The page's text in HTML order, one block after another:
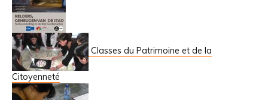
Classes du Patrimoine et de la
Citoyenneté